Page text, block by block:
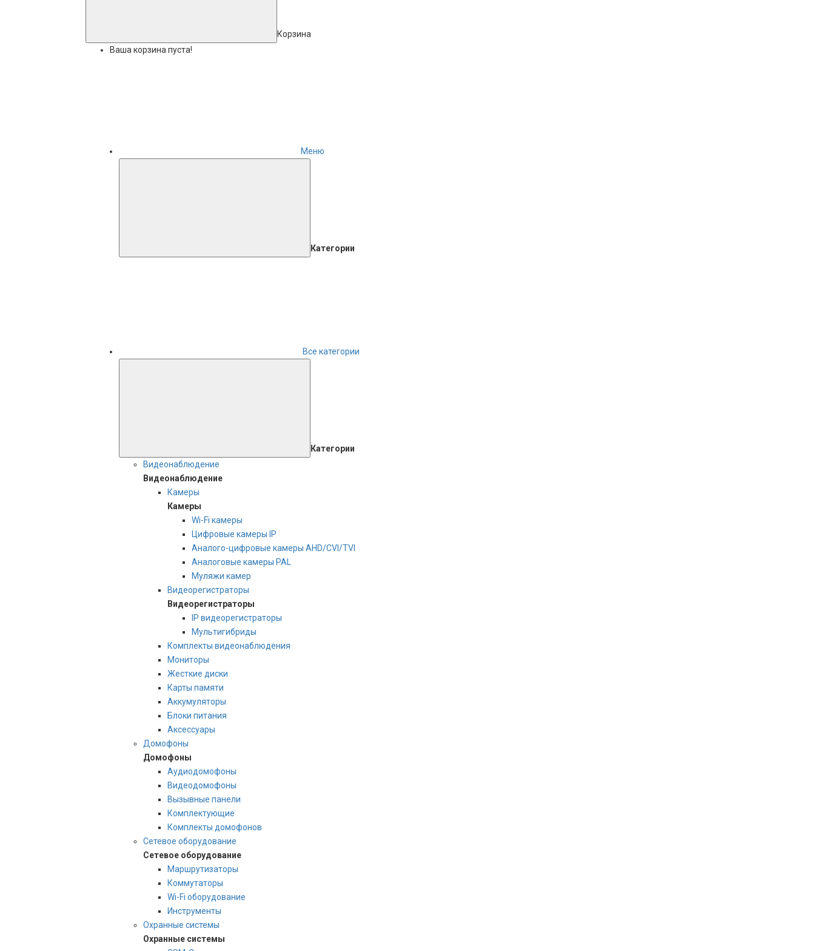
Корзина
Ваша корзина пуста!
Меню
Категории
Все категории
Категории
Видеонаблюдение
Видеонаблюдение
Камеры
Камеры
Wi-Fi камеры
Цифровые камеры IP
Аналого-цифровые камеры AHD/CVI/TVI
Аналоговые камеры PAL
Муляжи камер
Видеорегистраторы
Видеорегистраторы
IP видеорегистраторы
Мультигибриды
Комплекты видеонаблюдения
Мониторы
Жесткие диски
Карты памяти
Аккумуляторы
Блоки питания
Аксессуары
Домофоны
Домофоны
Аудиодомофоны
Видеодомофоны
Вызывные панели
Комплектующие
Комплекты домофонов
Сетевое оборудование
Сетевое оборудование
Маршрутизаторы
Коммутаторы
Wi-Fi оборудование
Инструменты
Охранные системы
Охранные системы